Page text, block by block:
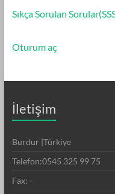
Sıkça Sorulan
Oturum aç
İletişim
Burdur |Türkiye
Telefon:0545 325 99 75
Fax: -